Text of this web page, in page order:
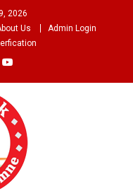
2026
Us
Admin Login